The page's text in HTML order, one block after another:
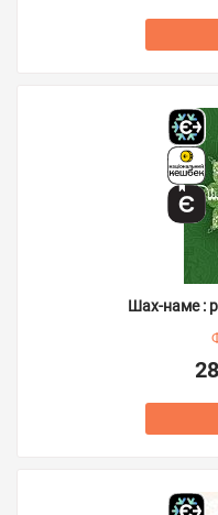
Шах-наме :